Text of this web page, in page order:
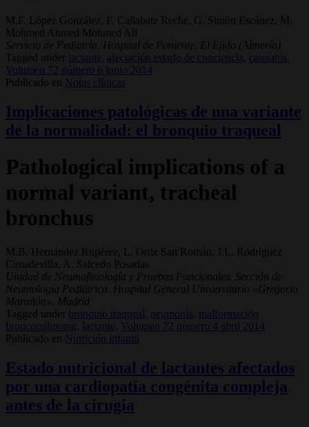
M.F. López González, F. Cañabate Reche, G. Simón Escánez, M.
Mohmed Ahmed Mohmed Ali
Servicio de Pediatría. Hospital de Poniente. El Ejido (Almería)
Tagged under
lactante, afectación estado de conciencia, cannabis,
Volumen 72 número 6 junio 2014
Publicado en
Notas clínicas
Implicaciones patológicas de una variante
de la normalidad: el bronquio traqueal
Pathological implications of a
normal variant, tracheal
bronchus
M.B. Hernández Rupérez, L. Ortiz San Román, J.L. Rodríguez
Cimadevilla, A. Salcedo Posadas
Unidad de Neumofisiología y Pruebas Funcionales. Sección de
Neumología Pediátrica. Hospital General Universitario «Gregorio
Marañón». Madrid
Tagged under
bronquio traqueal, neumonía,
malformación
broncopulmonar,
lactante,
Volumen 72 número 4 abril 2014
Publicado en
Nutrición infantil
Estado nutricional de lactantes afectados
por una cardiopatía congénita compleja
antes de la cirugía